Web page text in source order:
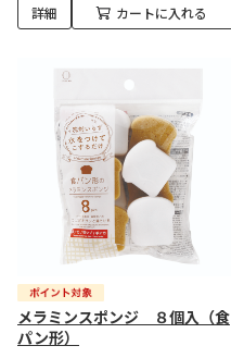
詳細 カートに入れる
メラミンスポンジ ８個入（食
パン形）